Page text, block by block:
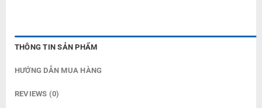
THÔNG TIN SẢN PHẨM
HƯỚNG DẪN MUA HÀNG
REVIEWS (0)